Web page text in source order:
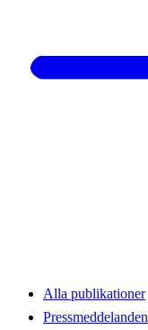
Alla publikationer
Pressmeddelanden